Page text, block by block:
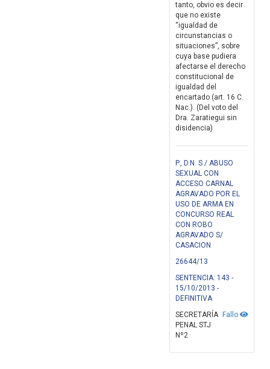
tanto, obvio es decir
que no existe
“igualdad de
circunstancias o
situaciones”, sobre
cuya base pudiera
afectarse el derecho
constitucional de
igualdad del
encartado (art. 16 C.
Nac.). (Del voto del
Dra. Zaratiegui sin
disidencia)
P., D.N. S / ABUSO
SEXUAL CON
ACCESO CARNAL
AGRAVADO POR EL
USO DE ARMA EN
CONCURSO REAL
CON ROBO
AGRAVADO S/
CASACION
26644/13
SENTENCIA: 143 -
15/10/2013 -
DEFINITIVA
Fallo
SECRETARÍA
PENAL STJ
Nº2